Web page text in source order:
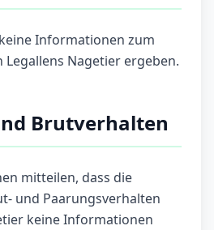
Informationen zum
Legallens Nagetier ergeben.
Brutverhalten
mitteilen, dass die
und Paarungsverhalten
keine Informationen